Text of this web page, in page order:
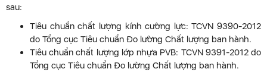
sau:
Tiêu chuẩn chất lượng kính cường lực: TCVN 9390-2012
do Tổng cục Tiêu chuẩn Đo lường Chất lượng ban hành.
Tiêu chuẩn chất lượng lớp nhựa PVB: TCVN 9391-2012 do
Tổng cục Tiêu chuẩn Đo lường Chất lượng ban hành.